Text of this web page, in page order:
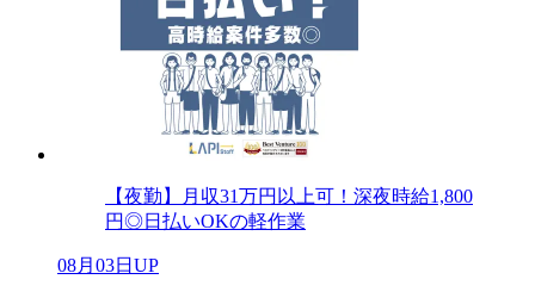
【夜勤】月収31万円以上可！深夜時給1,800
円◎日払いOKの軽作業
08月03日UP